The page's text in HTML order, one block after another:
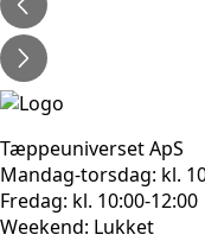
Tæppeuniverset ApS
Mandag-torsdag: kl.
Fredag: kl. 10:00-12:00
Weekend: Lukket